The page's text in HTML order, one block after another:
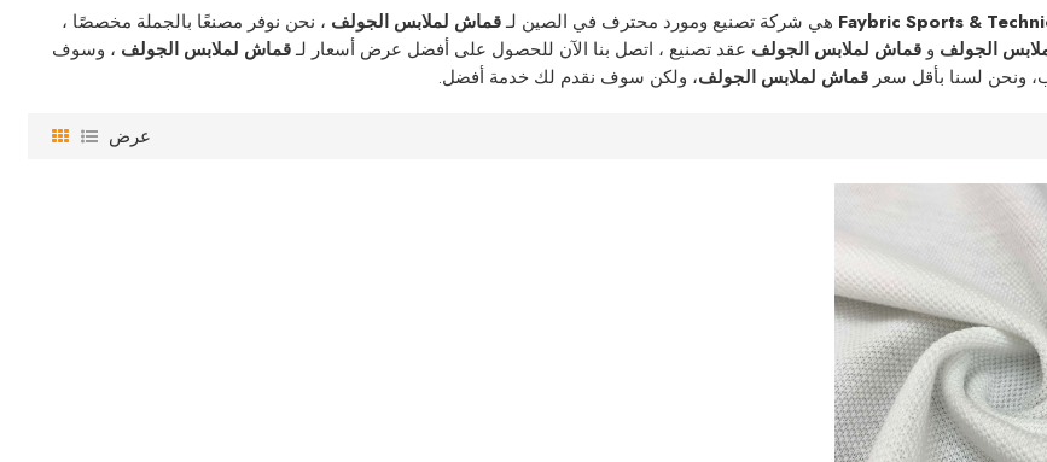
Faybric Sports & هي شركة تصنيع ومورد محترف في الصين لـقماش لملابس الجولف ، نحن نوفر مصنعًا بالجملة مخصصًا ،
الجولف و قماش لملابس الجولف عقد تصنيع ، اتصل بنا الآن للحصول على أفضل عرض أسعار لـقماش لملابس الجولف ، وسوف
ونحن لسنا بأقل سعر قماش لملابس الجولف، ولكن سوف نقدم لك خدمة أفضل.
عرض